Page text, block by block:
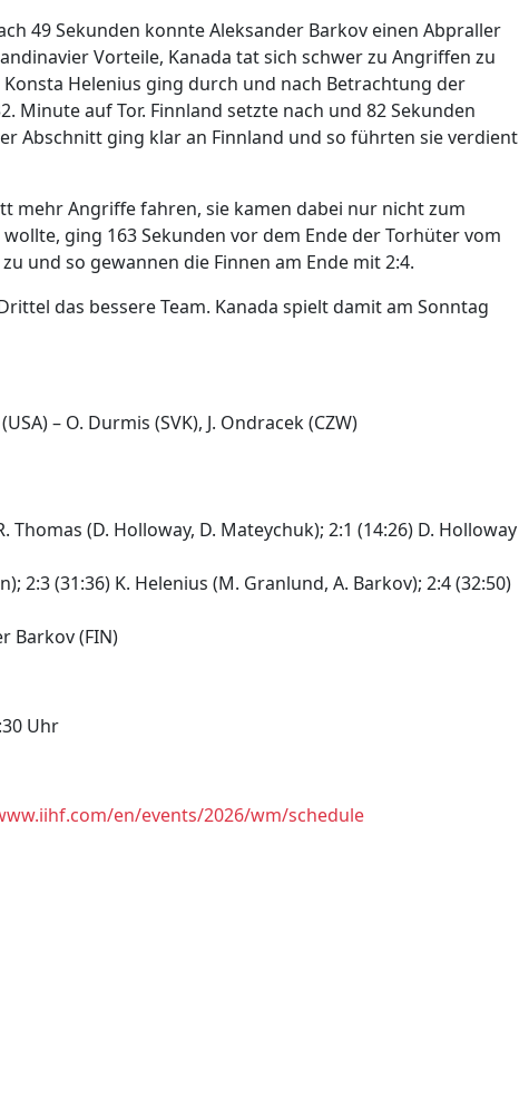
49 Sekunden konnte Aleksander Barkov einen Abpraller
Vorteile, Kanada tat sich schwer zu Angriffen zu
Helenius ging durch und nach Betrachtung der
Minute auf Tor. Finnland setzte nach und 82 Sekunden
Abschnitt ging klar an Finnland und so führten sie verdient
mehr Angriffe fahren, sie kamen dabei nur nicht zum
ging 163 Sekunden vor dem Ende der Torhüter vom
und so gewannen die Finnen am Ende mit 2:4.
das bessere Team. Kanada spielt damit am Sonntag
– O. Durmis (SVK), J. Ondracek (CZW)
Thomas (D. Holloway, D. Mateychuk); 2:1 (14:26) D. Holloway
2:3 (31:36) K. Helenius (M. Granlund, A. Barkov); 2:4 (32:50)
Barkov (FIN)
Uhr
en/events/2026/wm/schedule